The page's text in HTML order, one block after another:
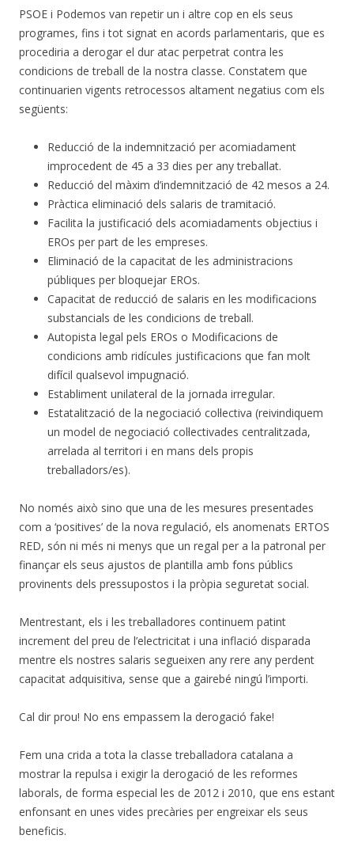
PSOE i Podemos van repetir un i altre cop en els seus
programes, fins i tot signat en acords parlamentaris, que es
procediria a derogar el dur atac perpetrat contra les
condicions de treball de la nostra classe. Constatem que
continuarien vigents retrocessos altament negatius com els
següents:
Reducció de la indemnització per acomiadament
improcedent de 45 a 33 dies per any treballat.
Reducció del màxim d’indemnització de 42 mesos a 24.
Pràctica eliminació dels salaris de tramitació.
Facilita la justificació dels acomiadaments objectius i
EROs per part de les empreses.
Eliminació de la capacitat de les administracions
públiques per bloquejar EROs.
Capacitat de reducció de salaris en les modificacions
substancials de les condicions de treball.
Autopista legal pels EROs o Modificacions de
condicions amb ridícules justificacions que fan molt
difícil qualsevol impugnació.
Establiment unilateral de la jornada irregular.
Estatalització de la negociació col·lectiva (reivindiquem
un model de negociació col·lectivades centralitzada,
arrelada al territori i en mans dels propis
treballadors/es).
No només això sino que una de les mesures presentades
com a ‘positives’ de la nova regulació, els anomenats ERTOS
RED, són ni més ni menys que un regal per a la patronal per
finançar els seus ajustos de plantilla amb fons públics
provinents dels pressupostos i la pròpia seguretat social.
Mentrestant, els i les treballadores continuem patint
increment del preu de l’electricitat i una inflació disparada
mentre els nostres salaris segueixen any rere any perdent
capacitat adquisitiva, sense que a gairebé ningú l’importi.
Cal dir prou! No ens empassem la derogació fake!
Fem una crida a tota la classe treballadora catalana a
mostrar la repulsa i exigir la derogació de les reformes
laborals, de forma especial les de 2012 i 2010, que ens estant
enfonsant en unes vides precàries per engreixar els seus
beneficis.